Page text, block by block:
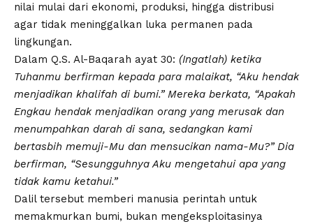
nilai mulai dari ekonomi, produksi, hingga distribusi
agar tidak meninggalkan luka permanen pada
lingkungan.
Dalam Q.S. Al-Baqarah ayat 30: (Ingatlah) ketika
Tuhanmu berfirman kepada para malaikat, “Aku hendak
menjadikan khalifah di bumi.” Mereka berkata, “Apakah
Engkau hendak menjadikan orang yang merusak dan
menumpahkan darah di sana, sedangkan kami
bertasbih memuji-Mu dan mensucikan nama-Mu?” Dia
berfirman, “Sesungguhnya Aku mengetahui apa yang
tidak kamu ketahui.”
Dalil tersebut memberi manusia perintah untuk
memakmurkan bumi, bukan mengeksploitasinya